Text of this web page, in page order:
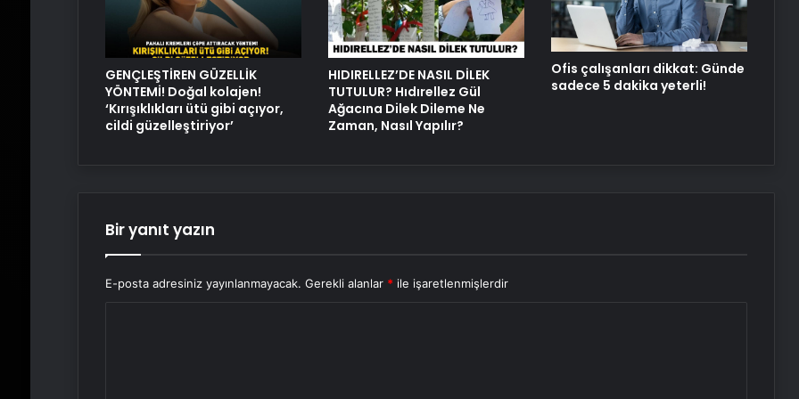
Yaralı
GENÇLEŞTİREN GÜZELLİK
YÖNTEMİ! Doğal kolajen!
‘Kırışıklıkları ütü gibi açıyor,
cildi güzelleştiriyor’
HIDIRELLEZ’DE NASIL DİLEK
TUTULUR? Hıdırellez Gül
Ağacına Dilek Dileme Ne
Zaman, Nasıl Yapılır?
Ofis çalışanları dikkat: Günde
sadece 5 dakika yeterli!
Bir yanıt yazın
E-posta adresiniz yayınlanmayacak. Gerekli alanlar * ile işaretlenmişlerdir